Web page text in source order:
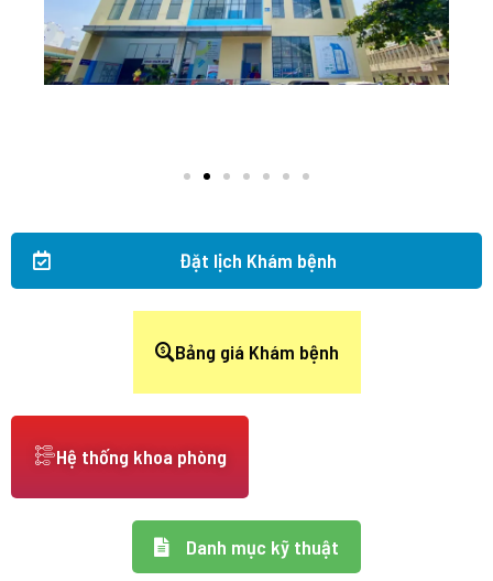
Đặt lịch Khám bệnh
Bảng giá Khám bệnh
Hệ thống khoa phòng
Danh mục kỹ thuật